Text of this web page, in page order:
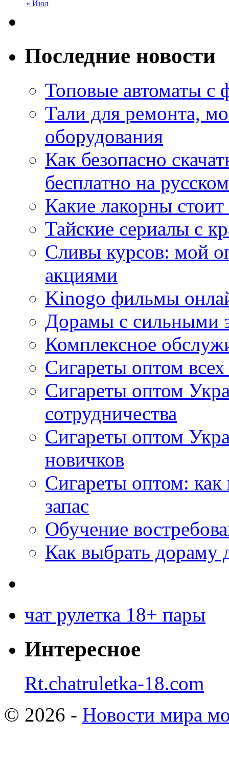
« Июл
Последние новости
Топовые автоматы с
Тали для ремонта,
оборудования
Как безопасно
бесплатно на
Какие лакорны
Тайские сериалы с
Сливы курсов: мой
акциями
Kinogo фильмы
Дорамы с сильными
Комплексное
Сигареты оптом
Сигареты оптом
сотрудничества
Сигареты оптом
новичков
Сигареты оптом:
запас
Обучение
Как выбрать дораму
чат рулетка 18+ пары
Интересное
Rt.chatruletka-18.com
© 2026 - Новости мира